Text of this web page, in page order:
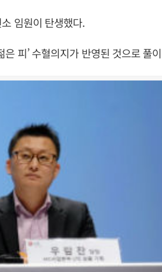
임원이 탄생했다.
피’ 수혈의지가 반영된 것으로 풀